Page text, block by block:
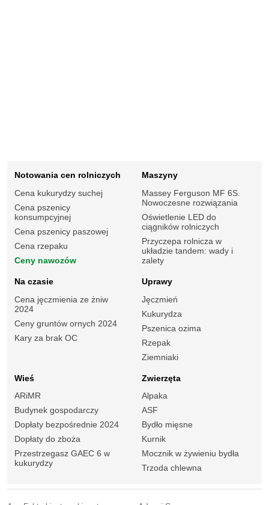
Notowania cen rolniczych
Cena kukurydzy suchej
Cena pszenicy
konsumpcyjnej
Cena pszenicy paszowej
Cena rzepaku
Ceny nawozów
Maszyny
Massey Ferguson MF 6S.
Nowoczesne rozwiązania
Oświetlenie LED do
ciągników rolniczych
Przyczepa rolnicza w
układzie tandem: wady i
zalety
Na czasie
Cena jęczmienia ze żniw
2024
Ceny gruntów ornych 2024
Kary za brak OC
Uprawy
Jęczmień
Kukurydza
Pszenica ozima
Rzepak
Ziemniaki
Wieś
ARiMR
Budynek gospodarczy
Dopłaty bezpośrednie 2024
Dopłaty do zboża
Przestrzegasz GAEC 6 w
kukurydzy
Zwierzęta
Alpaka
ASF
Bydło mięsne
Kurnik
Mocznik w żywieniu bydła
Trzoda chlewna